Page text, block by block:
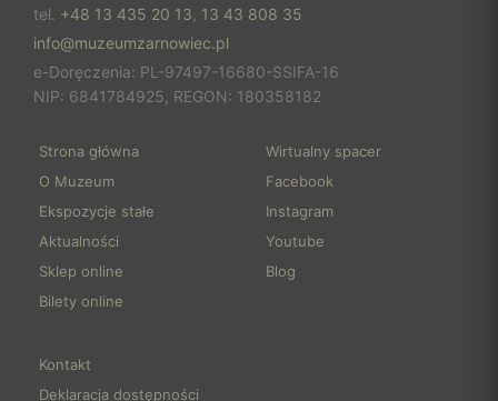
tel. +48 13 435 20 13 13 43 808 35
info@muzeumzarnowiec.pl
e-Doręczenia: PL-97497-16680-SSIFA-16
NIP: 6841784925, REGON: 180358182
Strona główna
O Muzeum
Ekspozycje stałe
Aktualności
Sklep online
Bilety online
Wirtualny spacer
Facebook
Instagram
Youtube
Blog
Kontakt
Deklaracja dostępności